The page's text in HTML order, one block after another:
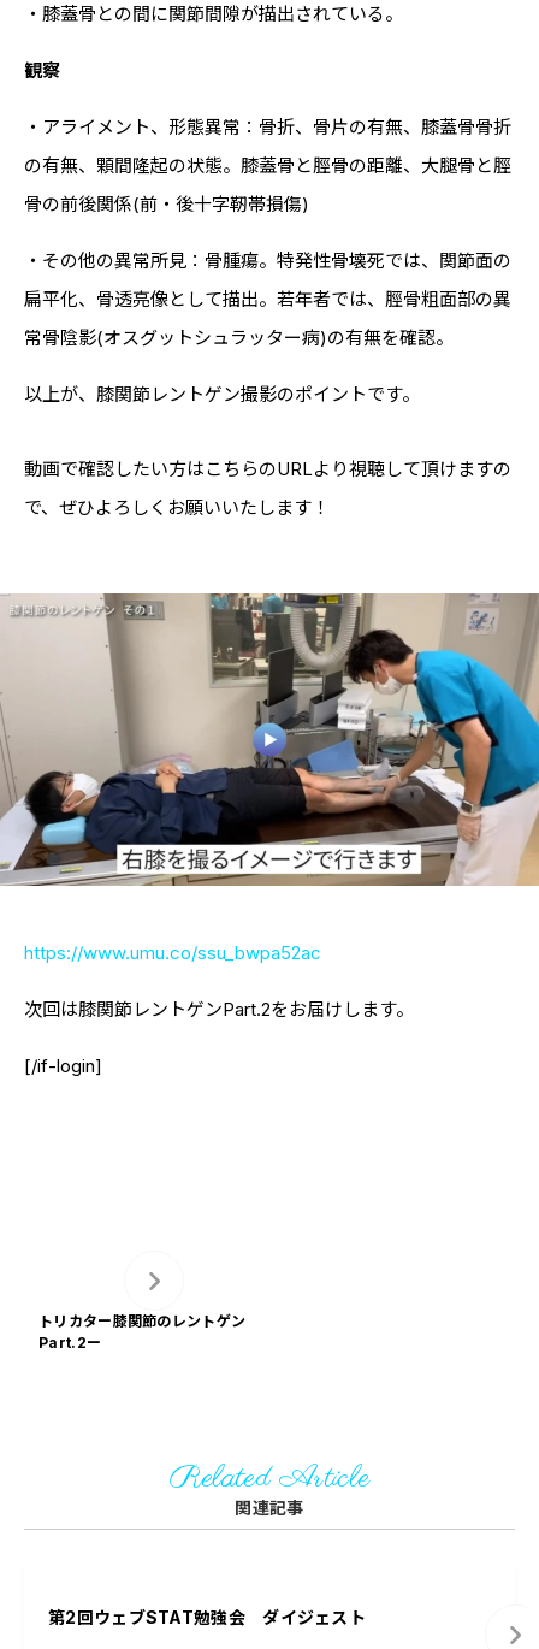
・膝蓋骨との間に関節間隙が描出されている。
観察
・アライメント、形態異常：骨折、骨片の有無、膝蓋骨骨折
の有無、顆間隆起の状態。膝蓋骨と脛骨の距離、大腿骨と脛
骨の前後関係(前・後十字靭帯損傷)
・その他の異常所見：骨腫瘍。特発性骨壊死では、関節面の
扁平化、骨透亮像として描出。若年者では、脛骨粗面部の異
常骨陰影(オスグットシュラッター病)の有無を確認。
以上が、膝関節レントゲン撮影のポイントです。
動画で確認したい方はこちらのURLより視聴して頂けますの
で、ぜひよろしくお願いいたします！
https://www.umu.co/ssu_bwpa52ac
次回は膝関節レントゲンPart.2をお届けします。
[/if-login]
トリカター膝関節のレントゲン
Part.2ー
Related Article
関連記事
第2回ウェブSTAT勉強会 ダイジェスト